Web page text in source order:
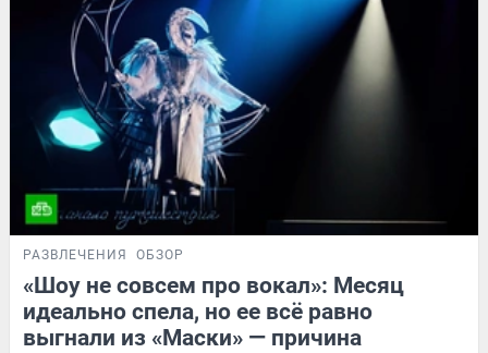
РАЗВЛЕЧЕНИЯ ОБЗОР
«Шоу не совсем про вокал»: Месяц
идеально спела, но ее всё равно
выгнали из «Маски» — причина